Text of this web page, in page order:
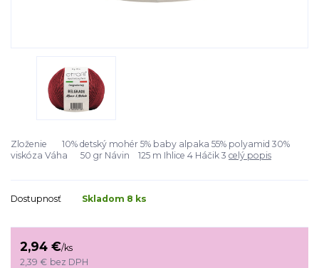
Zloženie 10% detský mohér 5% baby alpaka 55% polyamid 30%
viskóza Váha 50 gr Návin 125 m Ihlice 4 Háčik 3 celý popis
Dostupnosť Skladom 8 ks
2,94 €/ks
2,39 € bez DPH